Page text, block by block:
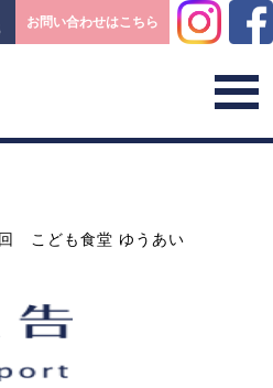
お問い合わせはこちら
こども食堂 ゆうあい